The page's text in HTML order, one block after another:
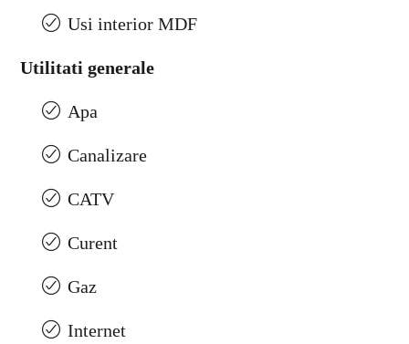
Usi interior MDF
Utilitati generale
Apa
Canalizare
CATV
Curent
Gaz
Internet